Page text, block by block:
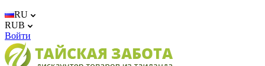
RU
RUB
Войти